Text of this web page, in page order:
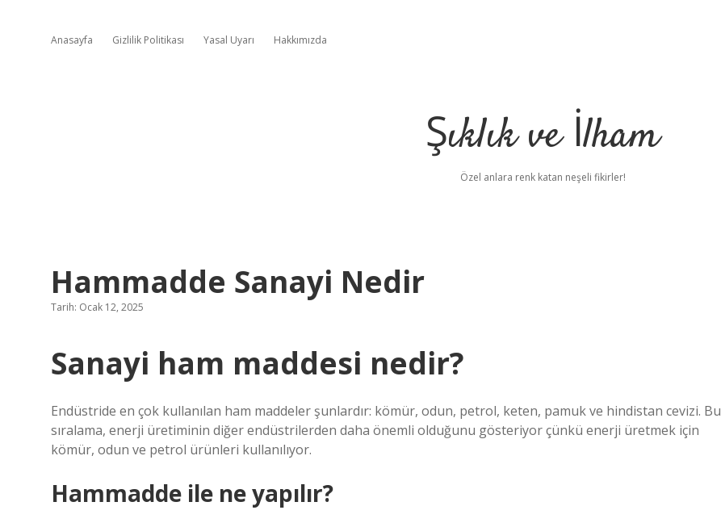
Anasayfa Gizlilik Politikası Yasal Uyarı Hakkımızda
Şıklık ve İlham
Özel anlara renk katan neşeli fikirler!
Hammadde Sanayi Nedir
Tarih: Ocak 12, 2025
Sanayi ham maddesi nedir?
Endüstride en çok kullanılan ham maddeler şunlardır: kömür, odun, petrol, keten, pamuk ve hindistan cevizi. Bu
sıralama, enerji üretiminin diğer endüstrilerden daha önemli olduğunu gösteriyor çünkü enerji üretmek için
kömür, odun ve petrol ürünleri kullanılıyor.
Hammadde ile ne yapılır?